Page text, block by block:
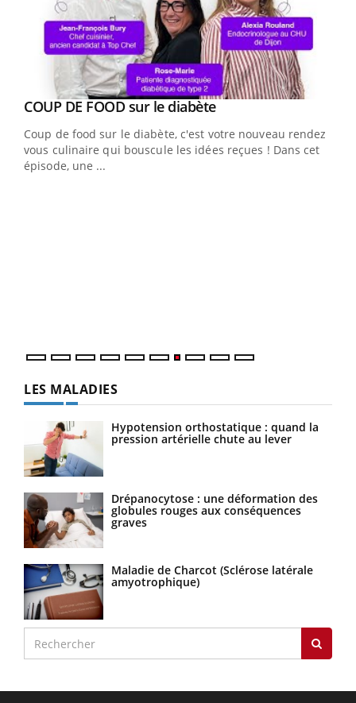
Youtube
COUP DE FOOD sur le diabèteYoutube
Coup de food sur le diabète, c'est votre nouveau rendez-
vous culinaire qui bouscule les idées reçues ! Dans cet
épisode, une ...
LES MALADIES
Hypotension orthostatique : quand la
pression artérielle chute au lever
Drépanocytose : une déformation des
globules rouges aux conséquences
graves
Maladie de Charcot (Sclérose latérale
amyotrophique)